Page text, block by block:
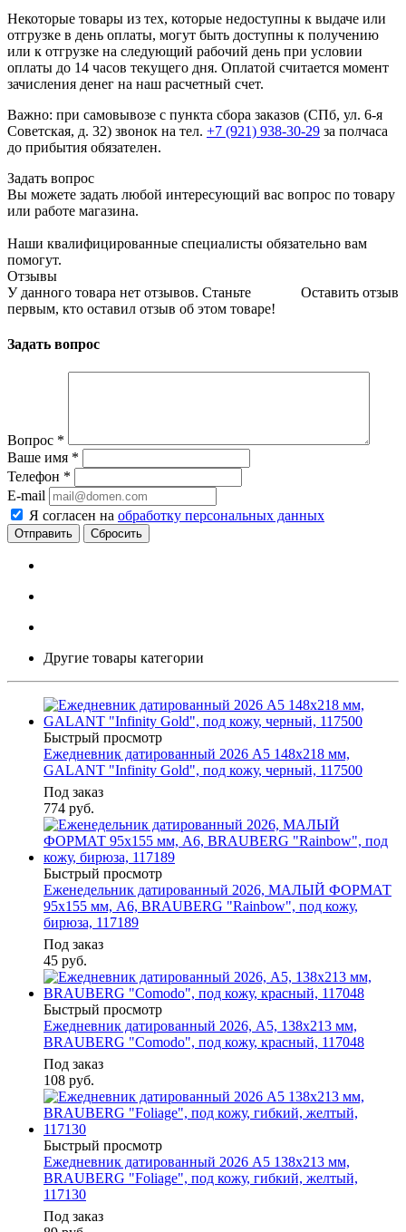
Некоторые товары из тех, которые недоступны к выдаче или
отгрузке в день оплаты, могут быть доступны к получению
или к отгрузке на следующий рабочий день при условии
оплаты до 14 часов текущего дня. Оплатой считается момент
зачисления денег на наш расчетный счет.
Важно: при самовывозе с пункта сборa заказов (СПб, ул. 6-я
Советская, д. 32) звонок на тел. +7 (921) 938-30-29 за полчаса
до прибытия обязателен.
Задать вопрос
Вы можете задать любой интересующий вас вопрос по товару
или работе магазина.
Наши квалифицированные специалисты обязательно вам
помогут.
Отзывы
Оставить отзыв
У данного товара нет отзывов. Станьте
первым, кто оставил отзыв об этом товаре!
Задать вопрос
Вопрос *
Ваше имя *
Телефон *
E-mail
Я согласен на обработку персональных данных
Сбросить
Другие товары категории
Быстрый просмотр
Ежедневник датированный 2026 А5 148х218 мм,
GALANT "Infinity Gold", под кожу, черный, 117500
Под заказ
774 руб.
Быстрый просмотр
Еженедельник датированный 2026, МАЛЫЙ ФОРМАТ
95х155 мм, А6, BRAUBERG "Rainbow", под кожу,
бирюза, 117189
Под заказ
45 руб.
Быстрый просмотр
Ежедневник датированный 2026, А5, 138x213 мм,
BRAUBERG "Comodo", под кожу, красный, 117048
Под заказ
108 руб.
Быстрый просмотр
Ежедневник датированный 2026 А5 138x213 мм,
BRAUBERG "Foliage", под кожу, гибкий, желтый,
117130
Под заказ